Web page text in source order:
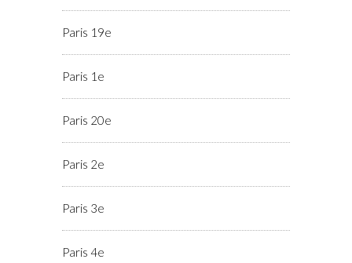
Paris 19e
Paris 1e
Paris 20e
Paris 2e
Paris 3e
Paris 4e